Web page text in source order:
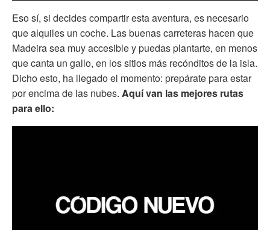
Eso sí, si decides compartir esta aventura, es necesario
que alquiles un coche. Las buenas carreteras hacen que
Madeira sea muy accesible y puedas plantarte, en menos
que canta un gallo, en los sitios más recónditos de la isla.
Dicho esto, ha llegado el momento: prepárate para estar
por encima de las nubes. Aquí van las mejores rutas
para ello: